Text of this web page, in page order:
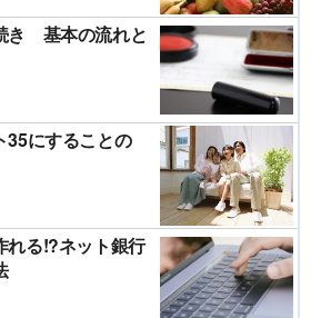
き 基本の流れと
35にすることの
れる!?ネット銀行